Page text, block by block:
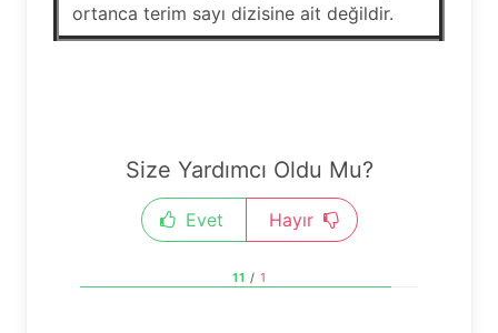
ortanca terim sayı dizisine ait değildir.
Size Yardımcı Oldu Mu?
Evet Hayır
11 / 1